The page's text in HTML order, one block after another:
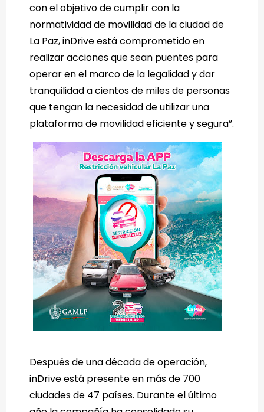
con el objetivo de cumplir con la
normatividad de movilidad de la ciudad de
La Paz, inDrive está comprometido en
realizar acciones que sean puentes para
operar en el marco de la legalidad y dar
tranquilidad a cientos de miles de personas
que tengan la necesidad de utilizar una
plataforma de movilidad eficiente y segura”.
Después de una década de operación,
inDrive está presente en más de 700
ciudades de 47 países. Durante el último